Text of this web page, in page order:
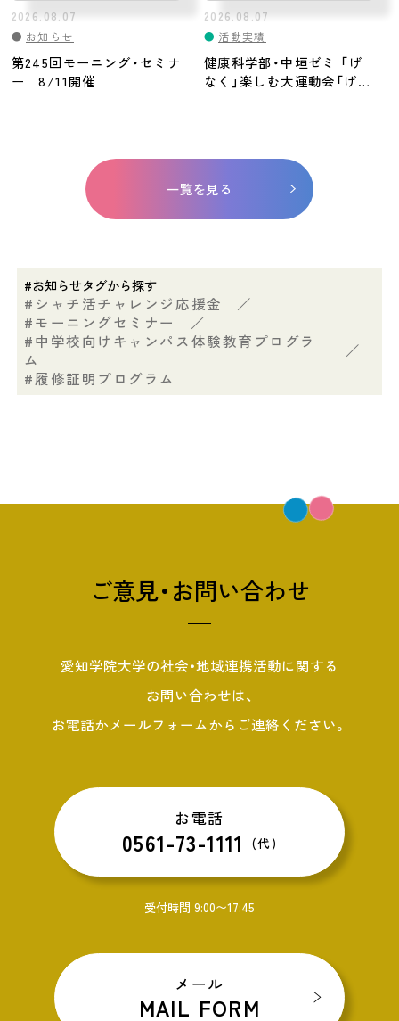
2026.08.07
● お知らせ
第245回モーニング・セミナ
ー 8/11開催
2026.08.07
● 活動実績
健康科学部・中垣ゼミ 「げ
なく」楽しむ大運動会「げな
一覧を見る
#お知らせタグから探す
シャチ活チャレンジ応援金
／
モーニングセミナー
／
中学校向けキャンパス体験教育プログラ
ム
／
履修証明プログラム
ご意見・お問い合わせ
愛知学院大学の社会・地域連携活動に関する
お問い合わせは、
お電話かメールフォームからご連絡ください。
お電話
0561-73-1111 (代)
受付時間 9:00〜17:45
メール
MAIL FORM